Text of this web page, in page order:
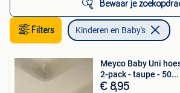
Bewaar je
Filters Kinderen en Baby's
Meyco Baby Uni
2-pack - taupe - 50...
€ 8,95